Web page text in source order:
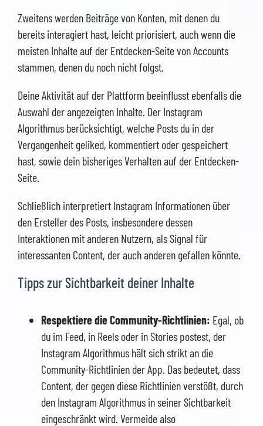
Zweitens werden Beiträge von Konten, mit denen du
bereits interagiert hast, leicht priorisiert, auch wenn die
meisten Inhalte auf der Entdecken-Seite von Accounts
stammen, denen du noch nicht folgst.
Deine Aktivität auf der Plattform beeinflusst ebenfalls die
Auswahl der angezeigten Inhalte. Der Instagram
Algorithmus berücksichtigt, welche Posts du in der
Vergangenheit geliked, kommentiert oder gespeichert
hast, sowie dein bisheriges Verhalten auf der Entdecken-
Seite.
Schließlich interpretiert Instagram Informationen über
den Ersteller des Posts, insbesondere dessen
Interaktionen mit anderen Nutzern, als Signal für
interessanten Content, der auch anderen gefallen könnte.
Tipps zur Sichtbarkeit deiner Inhalte
Respektiere die Community-Richtlinien: Egal, ob
du im Feed, in Reels oder in Stories postest, der
Instagram Algorithmus hält sich strikt an die
Community-Richtlinien der App. Das bedeutet, dass
Content, der gegen diese Richtlinien verstößt, durch
den Instagram Algorithmus in seiner Sichtbarkeit
eingeschränkt wird. Vermeide also